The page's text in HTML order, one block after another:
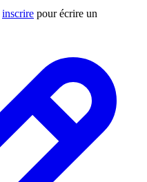
inscrire pour écrire un